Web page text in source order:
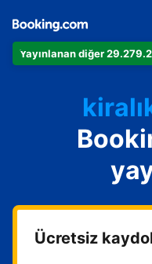
Yayınlanan diğer
Oda ve
Ücretsiz